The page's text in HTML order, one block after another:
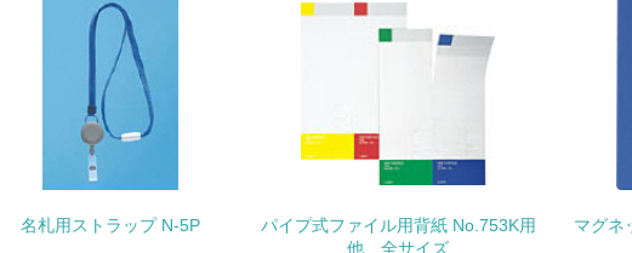
<L1> 廃棄物の発生量の削減及びリサイクルの推進、適正処理を
<L2> 発生する廃棄物の量と種類を把握し、具体的な削減・リサ
名札用ストラップ N-5P
パイプ式ファイル用背紙 No.753K用
他、全サイズ
マグネ